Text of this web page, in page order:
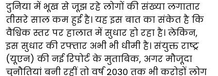
दुनिया में भूख से जूझ रहे लोगों की संख्या लगातार
तीसरे साल कम हुई है। यह इस बात का संकेत है कि
वैश्विक स्तर पर हालात में सुधार हो रहा है। लेकिन,
इस सुधार की रफ्तार अभी भी धीमी है। संयुक्त राष्ट्र
(यूएन) की नई रिपोर्ट के मुताबिक, अगर मौजूदा
चुनौतियां बनी रहीं तो वर्ष 2030 तक भी करोड़ों लोग